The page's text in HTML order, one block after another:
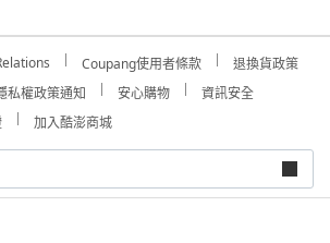
Coupang使用者條款
退換貨政策
私權政策通知 安心購物
資訊安全
加入酷澎商城